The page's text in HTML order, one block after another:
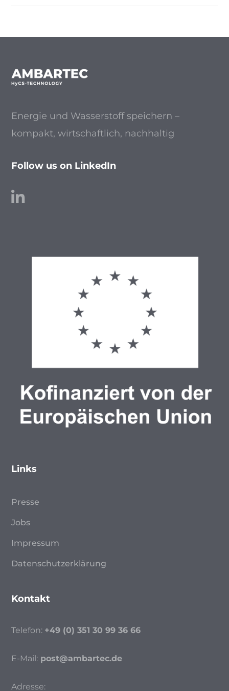
Energie und Wasserstoff speichern –
kompakt, wirtschaftlich, nachhaltig
Follow us on LinkedIn
Links
Presse
Jobs
Impressum
Datenschutzerklärung
Kontakt
Telefon: +49 (0) 351 30 99 36 66
E-Mail: post@ambartec.de
Adresse: